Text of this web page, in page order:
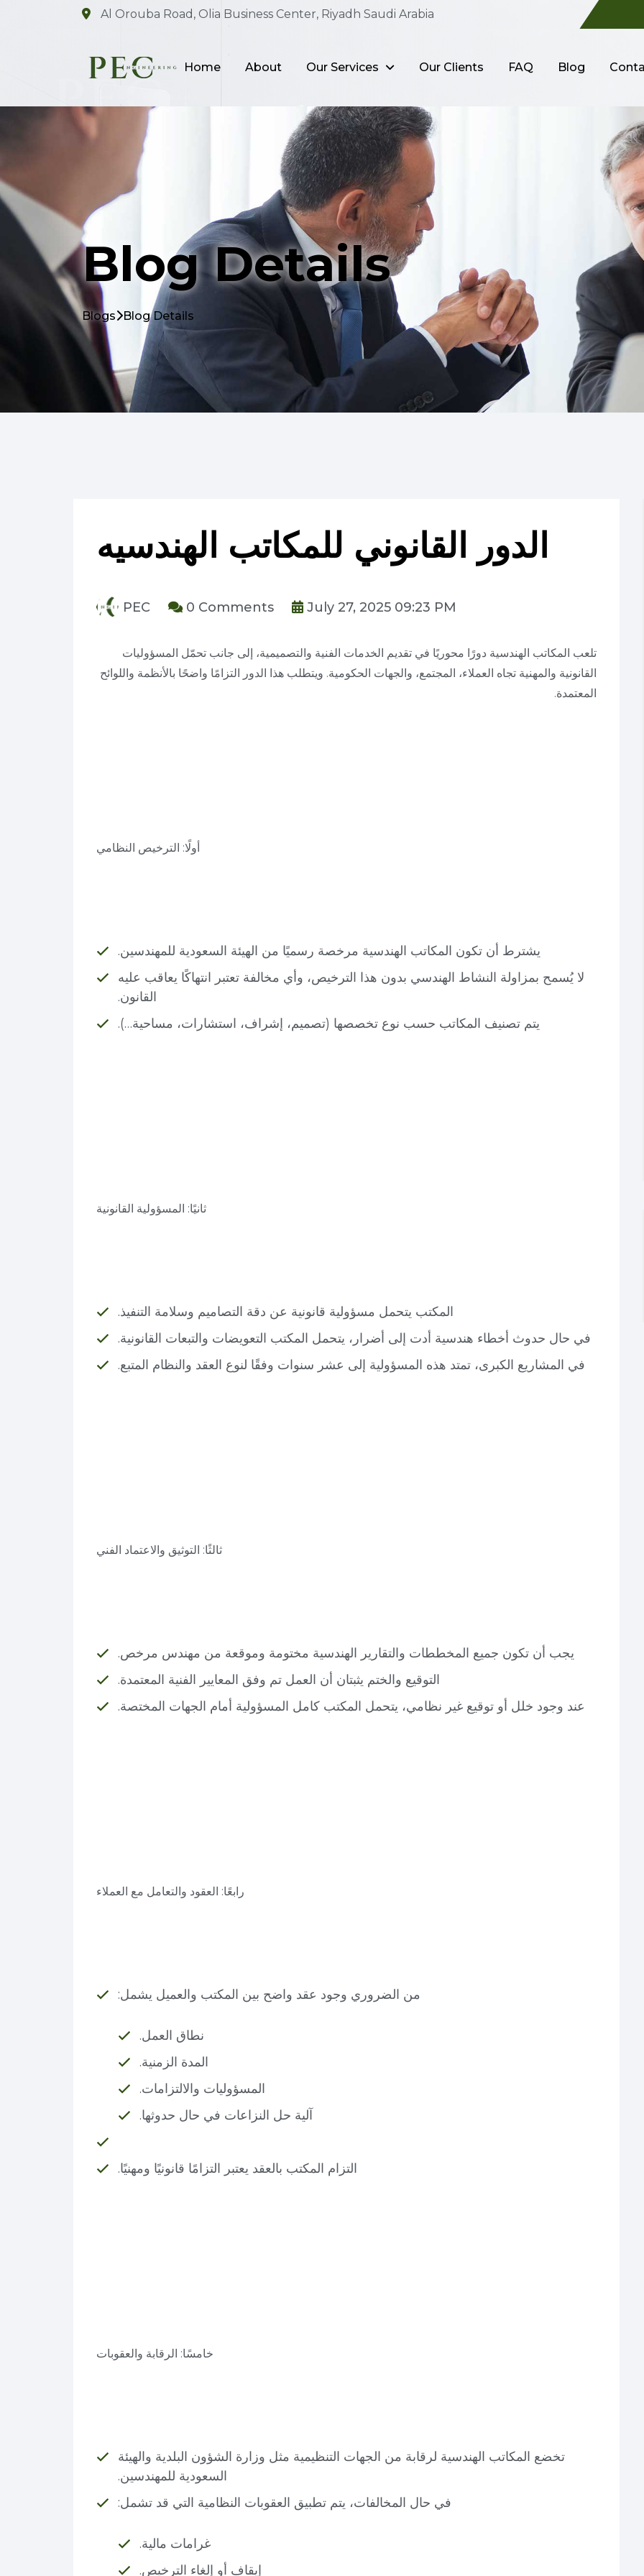
Al Orouba Road, Olia Business Center, Riyadh Saudi Arabia
Home About Our Services Our Clients FAQ Blog
Blog Details
Blogs Blog Details
الدور القانوني للمكاتب الهندسيه
PEC 0 Comments July 27, 2025 09:23 PM
تلعب المكاتب الهندسية دورًا محوريًا في تقديم الخدمات الفنية والتصميمية، إلى جانب تحمّل المسؤوليات
القانونية والمهنية تجاه العملاء، المجتمع، والجهات الحكومية. ويتطلب هذا الدور التزامًا واضحًا بالأنظمة واللوائح
المعتمدة.
أولًا: الترخيص النظامي
يشترط أن تكون المكاتب الهندسية مرخصة رسميًا من الهيئة السعودية للمهندسين.
لا يُسمح بمزاولة النشاط الهندسي بدون هذا الترخيص، وأي مخالفة تعتبر انتهاكًا يعاقب عليه
القانون.
يتم تصنيف المكاتب حسب نوع تخصصها (تصميم، إشراف، استشارات، مساحية…).
ثانيًا: المسؤولية القانونية
المكتب يتحمل مسؤولية قانونية عن دقة التصاميم وسلامة التنفيذ.
في حال حدوث أخطاء هندسية أدت إلى أضرار، يتحمل المكتب التعويضات والتبعات القانونية.
في المشاريع الكبرى، تمتد هذه المسؤولية إلى عشر سنوات وفقًا لنوع العقد والنظام المتبع.
ثالثًا: التوثيق والاعتماد الفني
يجب أن تكون جميع المخططات والتقارير الهندسية مختومة وموقعة من مهندس مرخص.
التوقيع والختم يثبتان أن العمل تم وفق المعايير الفنية المعتمدة.
عند وجود خلل أو توقيع غير نظامي، يتحمل المكتب كامل المسؤولية أمام الجهات المختصة.
رابعًا: العقود والتعامل مع العملاء
من الضروري وجود عقد واضح بين المكتب والعميل يشمل:
نطاق العمل.
المدة الزمنية.
المسؤوليات والالتزامات.
آلية حل النزاعات في حال حدوثها.
التزام المكتب بالعقد يعتبر التزامًا قانونيًا ومهنيًا.
خامسًا: الرقابة والعقوبات
تخضع المكاتب الهندسية لرقابة من الجهات التنظيمية مثل وزارة الشؤون البلدية والهيئة
السعودية للمهندسين.
في حال المخالفات، يتم تطبيق العقوبات النظامية التي قد تشمل:
غرامات مالية.
إيقاف أو إلغاء الترخيص.